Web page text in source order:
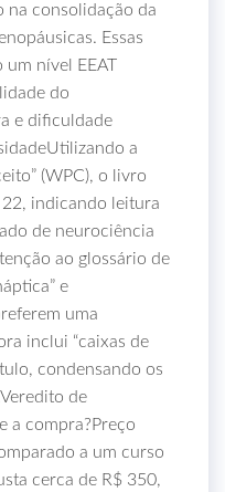
na consolidação da
Essas
nível EEAT
do
e dificuldade
a
(WPC), o livro
indicando leitura
de neurociência
ao glossário de
e
uma
inclui “caixas de
condensando os
de
a compra?Preço
a um curso
cerca de R$ 350,